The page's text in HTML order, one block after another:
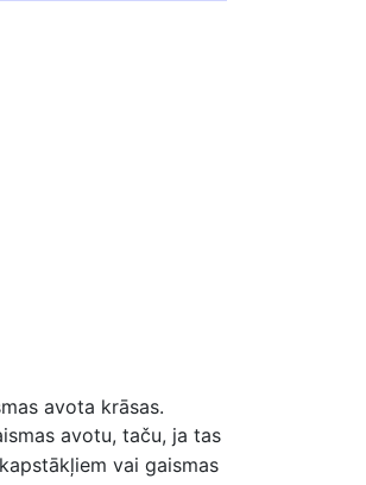
avota krāsas.
avotu, taču, ja tas
vai gaismas